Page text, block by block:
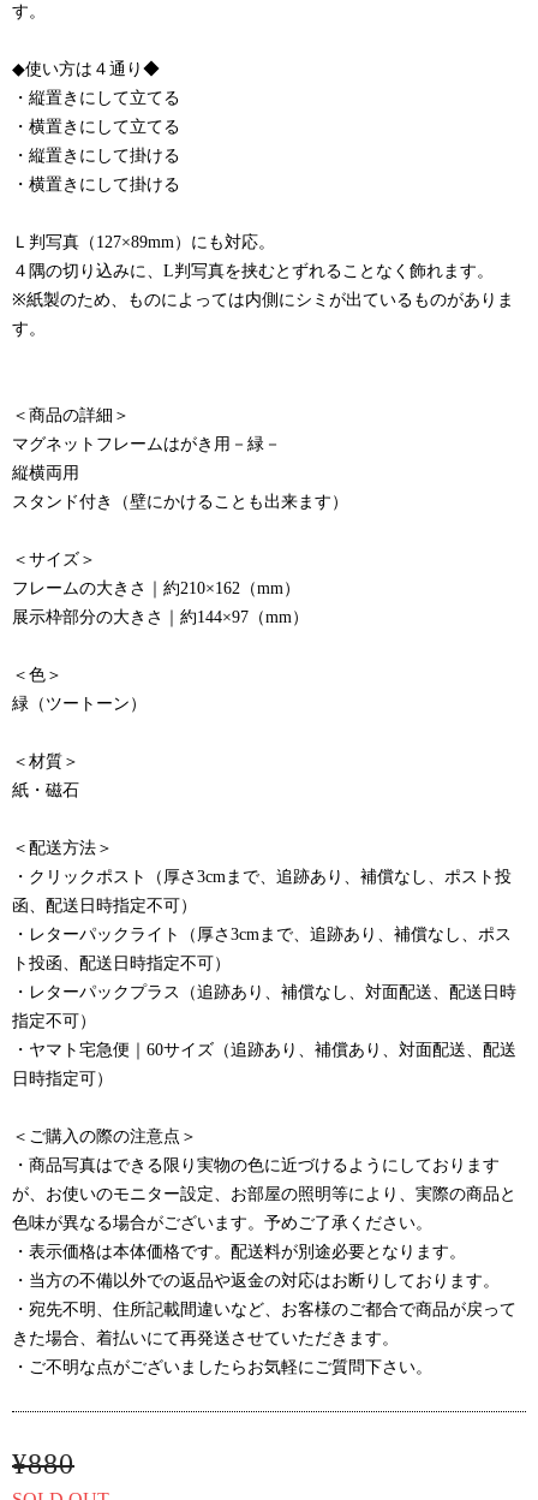
す。
◆使い方は４通り◆
・縦置きにして立てる
・横置きにして立てる
・縦置きにして掛ける
・横置きにして掛ける
Ｌ判写真（127×89mm）にも対応。
４隅の切り込みに、L判写真を挟むとずれることなく飾れます。
※紙製のため、ものによっては内側にシミが出ているものがありま
す。
＜商品の詳細＞
マグネットフレームはがき用－緑－
縦横両用
スタンド付き（壁にかけることも出来ます）
＜サイズ＞
フレームの大きさ｜約210×162（mm）
展示枠部分の大きさ｜約144×97（mm）
＜色＞
緑（ツートーン）
＜材質＞
紙・磁石
＜配送方法＞
・クリックポスト（厚さ3cmまで、追跡あり、補償なし、ポスト投
函、配送日時指定不可）
・レターパックライト（厚さ3cmまで、追跡あり、補償なし、ポス
ト投函、配送日時指定不可）
・レターパックプラス（追跡あり、補償なし、対面配送、配送日時
指定不可）
・ヤマト宅急便｜60サイズ（追跡あり、補償あり、対面配送、配送
日時指定可）
＜ご購入の際の注意点＞
・商品写真はできる限り実物の色に近づけるようにしております
が、お使いのモニター設定、お部屋の照明等により、実際の商品と
色味が異なる場合がございます。予めご了承ください。
・表示価格は本体価格です。配送料が別途必要となります。
・当方の不備以外での返品や返金の対応はお断りしております。
・宛先不明、住所記載間違いなど、お客様のご都合で商品が戻って
きた場合、着払いにて再発送させていただきます。
・ご不明な点がございましたらお気軽にご質問下さい。
¥880